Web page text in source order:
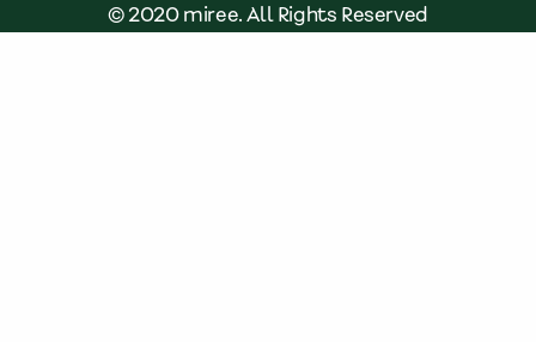
© 2020 miree. All Rights Reserved